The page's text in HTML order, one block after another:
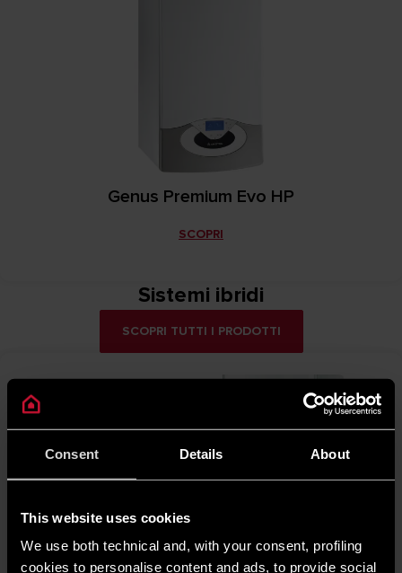
Consent Details About
This website uses cookies
We use both technical and, with your consent, profiling
cookies to personalise content and ads, to provide social
Genus Premium Evo HP
SCOPRI
Sistemi ibridi
SCOPRI TUTTI I PRODOTTI